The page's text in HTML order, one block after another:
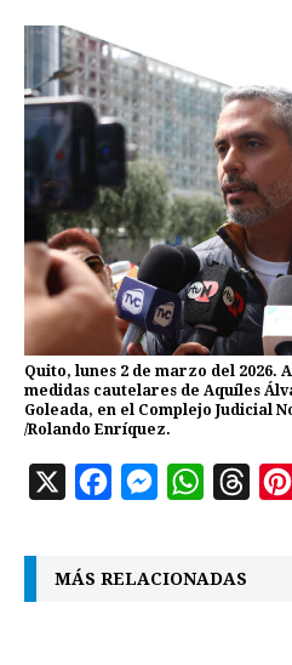
Quito, lunes 2 de marzo del 2026.
medidas cautelares de Aquíles
Goleada, en el Complejo Judicial
/Rolando Enríquez.
X
e
M
s
W
t
MÁS RELACIONADAS